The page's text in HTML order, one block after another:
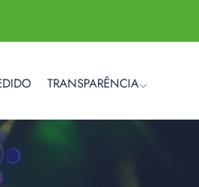
TRANSPARÊNCIA